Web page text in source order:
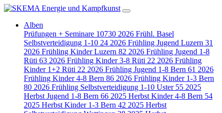
Alben
Prüfungen + Seminare 10730 2026 Frühl. Basel
Selbstverteidigung 1-10 24 2026 Frühling Jugend Luzern 31
2026 Frühling Kinder Luzern 82 2026 Frühling Jugend 1-8
Rüti 63 2026 Frühling Kinder 3-8 Rüti 22 2026 Frühling
Kinder 1+2 Rüti 22 2026 Frühling Jugend 1-8 Bern 61 2026
Frühling Kinder 4-8 Bern 86 2026 Frühling Kinder 1-3 Bern
80 2026 Frühling Selbstverteidigung 1-10 Uster 55 2025
Herbst Jugend 1-8 Bern 66 2025 Herbst Kinder 4-8 Bern 54
2025 Herbst Kinder 1-3 Bern 42 2025 Herbst